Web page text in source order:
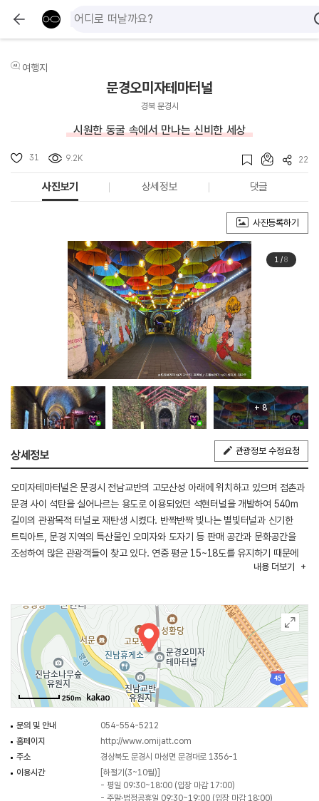
여행지
문경오미자테마터널
경북 문경시
시원한 동굴 속에서 만나는 신비한 세상
31 9.2K 22
사진보기 상세정보 댓글
사진등록하기
1/8
+ 8
상세정보 관광정보 수정요청
오미자테마터널은 문경시 전남교반의 고모산성 아래에 위치하고 있으며 점촌과
문경 사이 석탄을 실어나르는 용도로 이용되었던 석현터널을 개발하여 540m
길이의 관광목적 터널로 재탄생 시켰다. 반짝반짝 빛나는 별빛터널과 신기한
트릭아트, 문경 지역의 특산물인 오미자와 도자기 등 판매 공간과 문화공간을
조성하여 많은 관광객들이 찾고 있다. 연중 평균 15~18도를 유지하기 때문에
내용 더보기
250m
문의 및 안내
054-554-5212
홈페이지
http://www.omijatt.com
주소
경상북도 문경시 마성면 문경대로 1356-1
이용시간
[하절기(3~10월)]
- 평일 09:30~18:00 (입장 마감 17:00)
- 주말·법정공휴일 09:30~19:00 (입장 마감 18:00)